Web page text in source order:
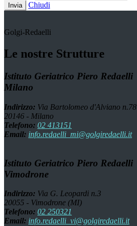
Invia Chiudi
Golgi-Redaelli
Le nostre Strutture
Istituto Geriatrico Piero Redaelli
Milano
Indirizzo: Via Bartolomeo d'Alviano n.78
20146 - Milano
Telefono: 02 413151
Email: info.redaelli_mi@golgiredaelli.it
Istituto Geriatrico Piero Redaelli
Vimodrone
Indirizzo: Via G. Leopardi n.3
20055 - Vimodrone (MI)
Telefono: 02 250321
Email: info.redaelli_vi@golgiredaelli.it